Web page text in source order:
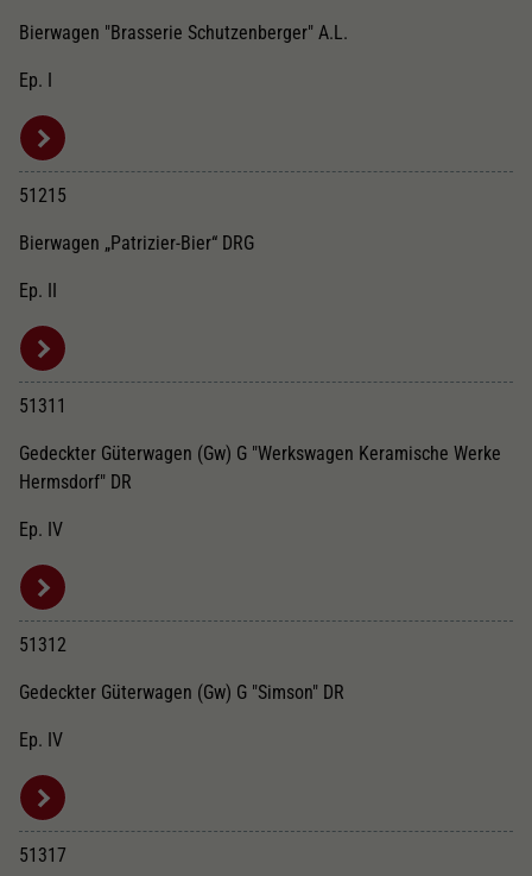
Bierwagen "Brasserie Schutzenberger" A.L.
Ep. I
51215
Bierwagen „Patrizier-Bier“ DRG
Ep. II
51311
Gedeckter Güterwagen (Gw) G "Werkswagen Keramische Werke
Hermsdorf" DR
Ep. IV
51312
Gedeckter Güterwagen (Gw) G "Simson" DR
Ep. IV
51317